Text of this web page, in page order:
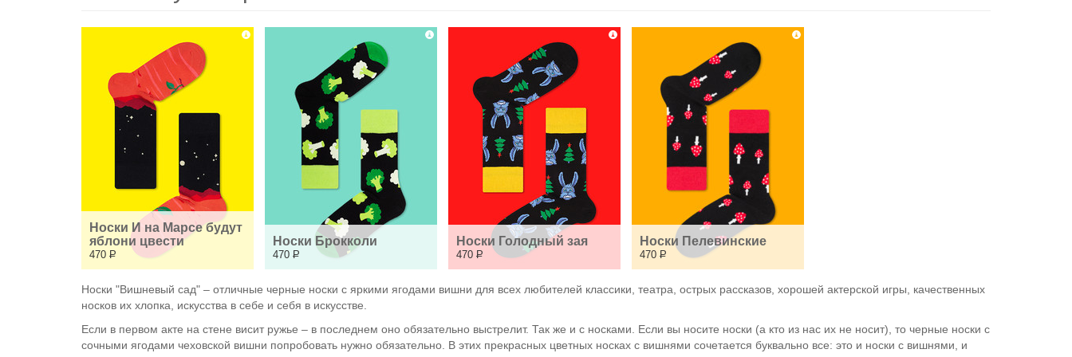
Носки И на Марсе будут
яблони цвести
470 Р
Носки Брокколи
470 Р
Носки Голодный зая
470 Р
Носки Пелевинские
470 Р
Носки "Вишневый сад" – отличные черные носки с яркими ягодами вишни для всех любителей классики, театра, острых рассказов, хорошей актерской игры, качественных
носков их хлопка, искусства в себе и себя в искусстве.
Если в первом акте на стене висит ружье – в последнем оно обязательно выстрелит. Так же и с носками. Если вы носите носки (а кто из нас их не носит), то черные носки с
сочными ягодами чеховской вишни попробовать нужно обязательно. В этих прекрасных цветных носках с вишнями сочетается буквально все: это и носки с вишнями, и